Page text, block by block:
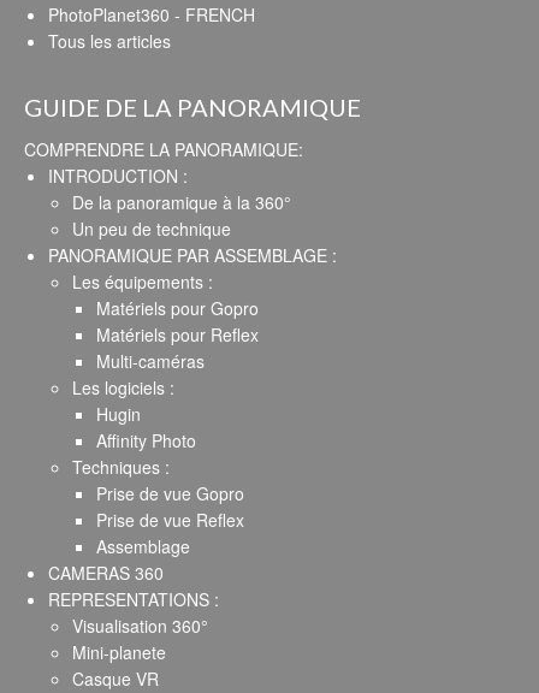
PhotoPlanet360 - FRENCH
Tous les articles
GUIDE DE LA PANORAMIQUE
COMPRENDRE LA PANORAMIQUE:
INTRODUCTION :
De la panoramique à la 360°
Un peu de technique
PANORAMIQUE PAR ASSEMBLAGE :
Les équipements :
Matériels pour Gopro
Matériels pour Reflex
Multi-caméras
Les logiciels :
Hugin
Affinity Photo
Techniques :
Prise de vue Gopro
Prise de vue Reflex
Assemblage
CAMERAS 360
REPRESENTATIONS :
Visualisation 360°
Mini-planete
Casque VR